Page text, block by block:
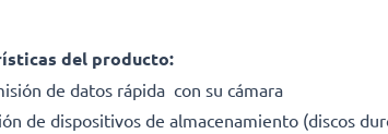
del producto:
de datos rápida con su cámara
de dispositivos de almacenamiento (discos